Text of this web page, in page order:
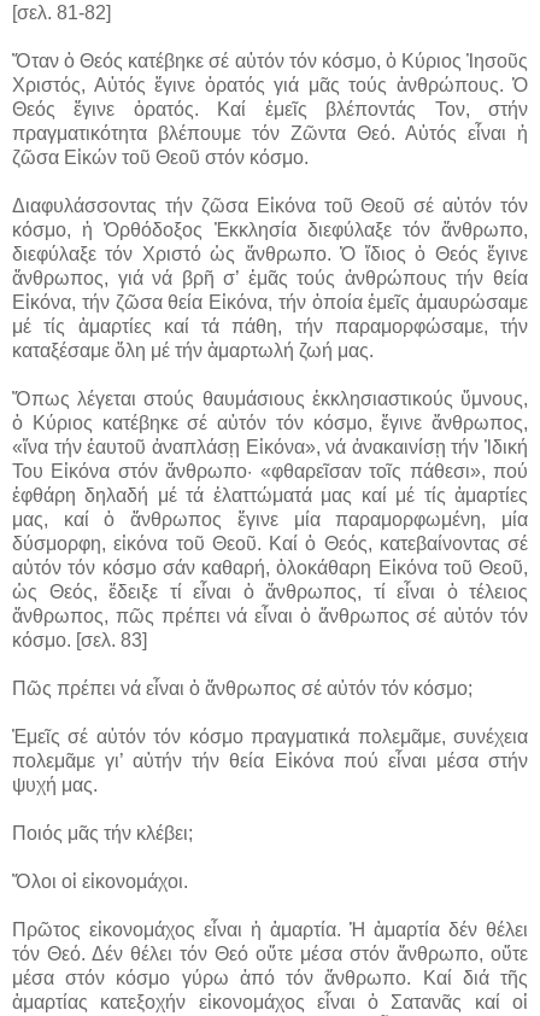
[σελ. 81-82]
Ὅταν ὁ Θεός κατέβηκε σέ αὐτόν τόν κόσμο, ὁ Κύριος Ἰησοῦς
Χριστός, Αὐτός ἔγινε ὁρατός γιά μᾶς τούς ἀνθρώπους. Ὁ
Θεός ἔγινε ὁρατός. Καί ἐμεῖς βλέποντάς Τον, στήν
πραγματικότητα βλέπουμε τόν Ζῶντα Θεό. Αὐτός εἶναι ἡ
ζῶσα Εἰκών τοῦ Θεοῦ στόν κόσμο.
Διαφυλάσσοντας τήν ζῶσα Εἰκόνα τοῦ Θεοῦ σέ αὐτόν τόν
κόσμο, ἡ Ὀρθόδοξος Ἐκκλησία διεφύλαξε τόν ἄνθρωπο,
διεφύλαξε τόν Χριστό ὡς ἄνθρωπο. Ὁ ἴδιος ὁ Θεός ἔγινε
ἄνθρωπος, γιά νά βρῆ σ’ ἐμᾶς τούς ἀνθρώπους τήν θεία
Εἰκόνα, τήν ζῶσα θεία Εἰκόνα, τήν ὁποία ἐμεῖς ἀμαυρώσαμε
μέ τίς ἁμαρτίες καί τά πάθη, τήν παραμορφώσαμε, τήν
καταξέσαμε ὅλη μέ τήν ἁμαρτωλή ζωή μας.
Ὅπως λέγεται στούς θαυμάσιους ἐκκλησιαστικούς ὕμνους,
ὁ Κύριος κατέβηκε σέ αὐτόν τόν κόσμο, ἔγινε ἄνθρωπος,
«ἵνα τήν ἑαυτοῦ ἀναπλάσῃ Εἰκόνα», νά ἀνακαινίσῃ τήν Ἰδική
Του Εἰκόνα στόν ἄνθρωπο· «φθαρεῖσαν τοῖς πάθεσι», πού
ἐφθάρη δηλαδή μέ τά ἐλαττώματά μας καί μέ τίς ἁμαρτίες
μας, καί ὁ ἄνθρωπος ἔγινε μία παραμορφωμένη, μία
δύσμορφη, εἰκόνα τοῦ Θεοῦ. Καί ὁ Θεός, κατεβαίνοντας σέ
αὐτόν τόν κόσμο σάν καθαρή, ὁλοκάθαρη Εἰκόνα τοῦ Θεοῦ,
ὡς Θεός, ἔδειξε τί εἶναι ὁ ἄνθρωπος, τί εἶναι ὁ τέλειος
ἄνθρωπος, πῶς πρέπει νά εἶναι ὁ ἄνθρωπος σέ αὐτόν τόν
κόσμο. [σελ. 83]
Πῶς πρέπει νά εἶναι ὁ ἄνθρωπος σέ αὐτόν τόν κόσμο;
Ἐμεῖς σέ αὐτόν τόν κόσμο πραγματικά πολεμᾶμε, συνέχεια
πολεμᾶμε γι’ αὐτήν τήν θεία Εἰκόνα πού εἶναι μέσα στήν
ψυχή μας.
Ποιός μᾶς τήν κλέβει;
Ὅλοι οἱ εἰκονομάχοι.
Πρῶτος εἰκονομάχος εἶναι ἡ ἁμαρτία. Ἡ ἁμαρτία δέν θέλει
τόν Θεό. Δέν θέλει τόν Θεό οὔτε μέσα στόν ἄνθρωπο, οὔτε
μέσα στόν κόσμο γύρω ἀπό τόν ἄνθρωπο. Καί διά τῆς
ἁμαρτίας κατεξοχήν εἰκονομάχος εἶναι ὁ Σατανᾶς καί οἱ